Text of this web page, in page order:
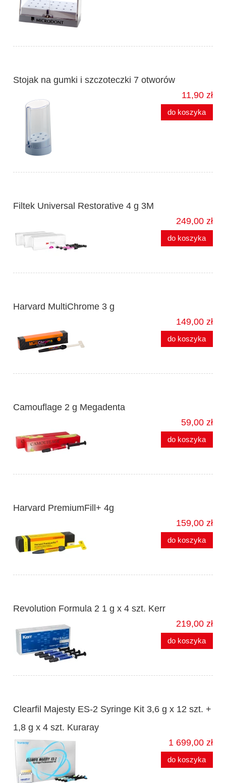
Stojak na gumki i szczoteczki 7 otworów
11,90 zł
do koszyka
Filtek Universal Restorative 4 g 3M
249,00 zł
do koszyka
Harvard MultiChrome 3 g
149,00 zł
do koszyka
Camouflage 2 g Megadenta
59,00 zł
do koszyka
Harvard PremiumFill+ 4g
159,00 zł
do koszyka
Revolution Formula 2 1 g x 4 szt. Kerr
219,00 zł
do koszyka
Clearfil Majesty ES-2 Syringe Kit 3,6 g x 12 szt. +
1,8 g x 4 szt. Kuraray
1 699,00 zł
do koszyka